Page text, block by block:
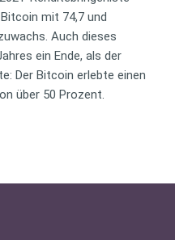
mit 74,7 und
Auch dieses
ein Ende, als der
Der Bitcoin erlebte einen
über 50 Prozent.